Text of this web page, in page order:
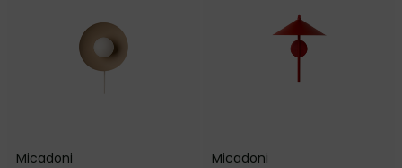
Micadoni
Micadoni